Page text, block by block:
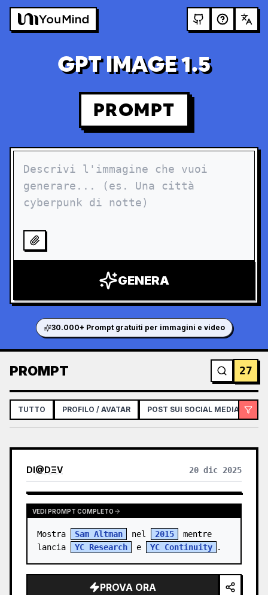
GPT IMAGE 1.5
PROMPT
GENERA
30.000+ Prompt gratuiti per immagini e video
PROMPT 27
TUTTO PROFILO / AVATAR POST SUI SOCIAL MEDIA
DI@DΞV 20 dic 2025
VEDI PROMPT COMPLETO
Mostra Sam Altman nel 2015
mentre
lancia
YC Research e YC Continuity .
PROVA ORA